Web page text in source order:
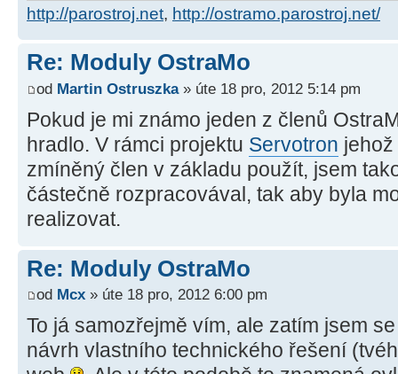
http://parostroj.net, http://ostramo.parostroj.net/
Re: Moduly OstraMo
od Martin Ostruszka» úte 18 pro, 2012 5:14 pm
Pokud je mi známo jeden z členů
hradlo. V rámci projektu Servotron
zmíněný člen v základu použít, jsem
částečně rozpracovával, tak aby byla
realizovat.
Re: Moduly OstraMo
od Mcx » úte 18 pro, 2012 6:00 pm
To já samozřejmě vím, ale zatím jsem
návrh vlastního technického řešení